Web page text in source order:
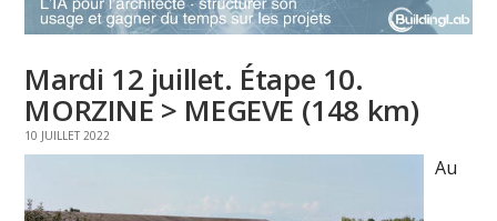
Mardi 12 juillet. Étape 10.
MORZINE > MEGEVE (148 km)
10 JUILLET 2022
Au